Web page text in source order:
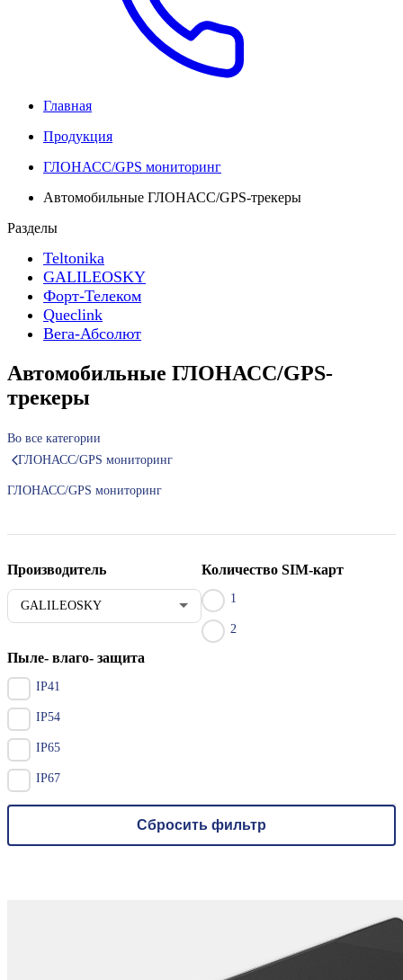
Главная
Продукция
ГЛОНАСС/GPS мониторинг
Автомобильные ГЛОНАСС/GPS-трекеры
Разделы
Teltonika
GALILEOSKY
Форт-Телеком
Queclink
Вега-Абсолют
Автомобильные ГЛОНАСС/GPS-
трекеры
Во все категории
ГЛОНАСС/GPS мониторинг
ГЛОНАСС/GPS мониторинг
Производитель
GALILEOSKY
Количество SIM-карт
1
2
Пыле- влаго- защита
IP41
IP54
IP65
IP67